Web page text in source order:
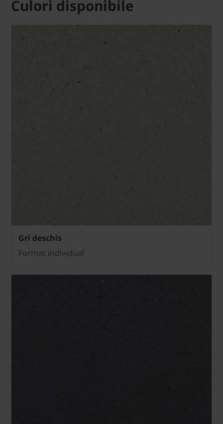
Culori disponibile
Gri deschis
Format individual